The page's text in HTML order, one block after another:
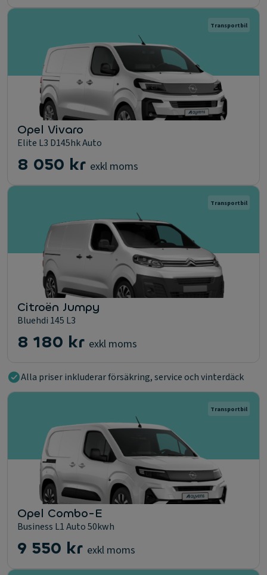
Transportbil
Opel Vivaro
Elite L3 D145hk Auto
8 050 kr exkl moms
Transportbil
Citroën Jumpy
Bluehdi 145 L3
8 180 kr exkl moms
Alla priser inkluderar försäkring, service och vinterdäck
Transportbil
Opel Combo-E
Business L1 Auto 50kwh
9 550 kr exkl moms